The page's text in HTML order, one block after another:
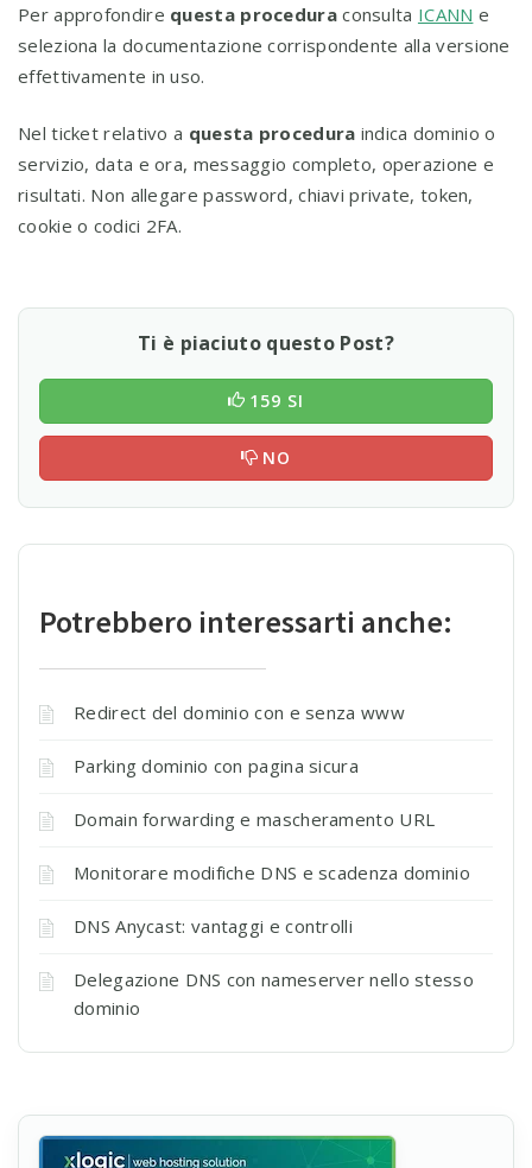
Per approfondire questa proceduraconsulta ICANN e
seleziona la documentazione corrispondente alla versione
effettivamente in uso.
Nel ticket relativo a questa procedura indica dominio o
servizio, data e ora, messaggio completo, operazione e
risultati. Non allegare password, chiavi private, token,
cookie o codici 2FA.
Ti è piaciuto questo Post?
159 SI
NO
Potrebbero interessarti anche:
Redirect del dominio con e senza www
Parking dominio con pagina sicura
Domain forwarding e mascheramento URL
Monitorare modifiche DNS e scadenza dominio
DNS Anycast: vantaggi e controlli
Delegazione DNS con nameserver nello stesso
dominio